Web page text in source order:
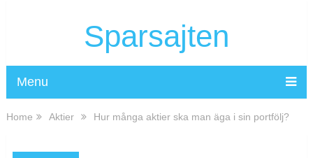
Sparsajten
Menu
Home Aktier Hur många aktier ska man äga i sin portfölj?